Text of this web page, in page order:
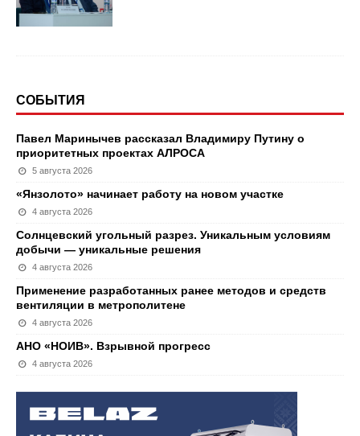
СОБЫТИЯ
Павел Маринычев рассказал Владимиру Путину о
приоритетных проектах АЛРОСА
5 августа 2026
«Янзолото» начинает работу на новом участке
4 августа 2026
Солнцевский угольный разрез. Уникальным условиям
добычи — уникальные решения
4 августа 2026
Применение разработанных ранее методов и средств
вентиляции в метрополитене
4 августа 2026
АНО «НОИВ». Взрывной прогресс
4 августа 2026